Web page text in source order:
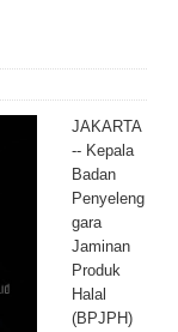
JAKARTA
-- Kepala
Badan
Penyeleng
gara
Jaminan
Produk
Halal
(BPJPH)